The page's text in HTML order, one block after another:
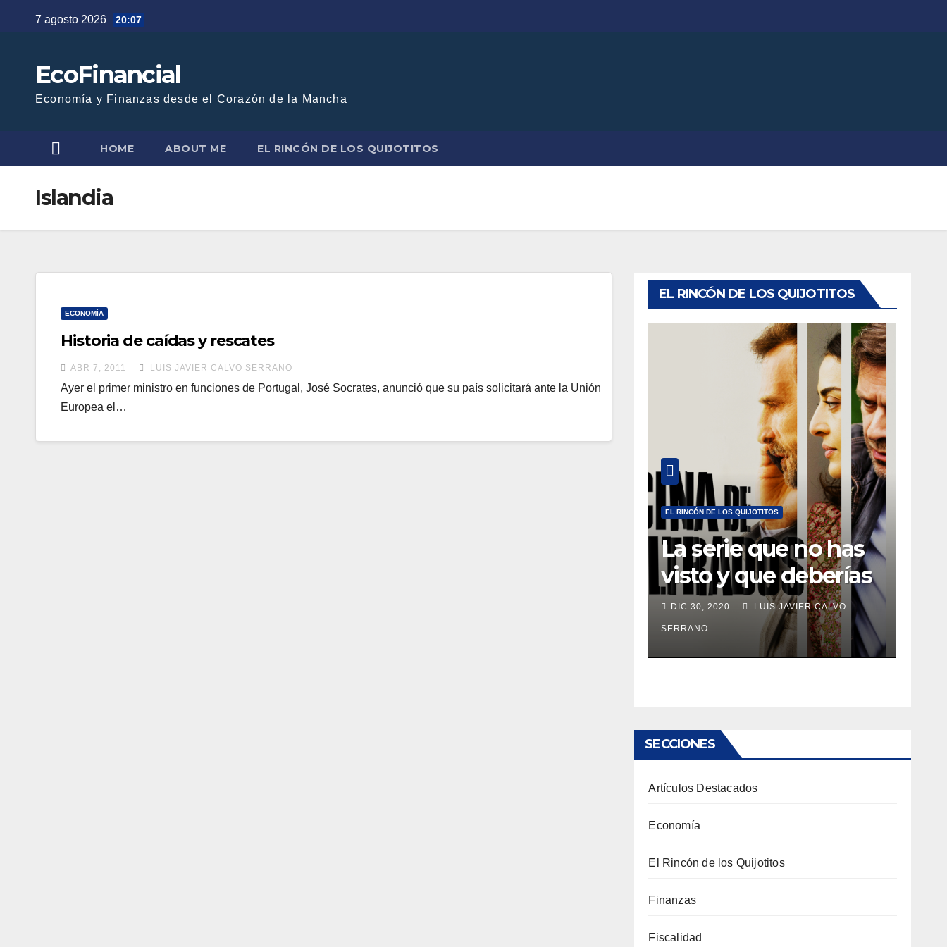
7 agosto 2026 20:07
EcoFinancial
Economía y Finanzas desde el Corazón de la Mancha
HOME ABOUT ME EL RINCÓN DE LOS QUIJOTITOS
Islandia
ECONOMÍA
Historia de caídas y rescates
ABR 7, 2011 LUIS JAVIER CALVO SERRANO
Ayer el primer ministro en funciones de Portugal, José Socrates, anunció que su país solicitará ante la Unión
Europea el…
EL RINCÓN DE LOS QUIJOTITOS
EL RINCÓN DE LOS QUIJOTITOS
La serie que no has
visto y que deberías
estar viendo
DIC 30, 2020 LUIS JAVIER CALVO
SERRANO
SECCIONES
Artículos Destacados
Economía
El Rincón de los Quijotitos
Finanzas
Fiscalidad